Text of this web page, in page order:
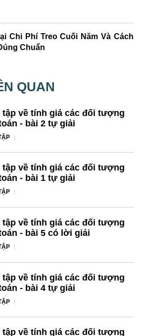
Chi Phí Treo Cuối Năm Và Cách
Chuẩn
QUAN
tập về tính giá các đối tượng
- bài 2 tự giải
tập về tính giá các đối tượng
- bài 1 tự giải
tập về tính giá các đối tượng
- bài 5 có lời giải
tập về tính giá các đối tượng
- bài 4 tự giải
tập về tính giá các đối tượng